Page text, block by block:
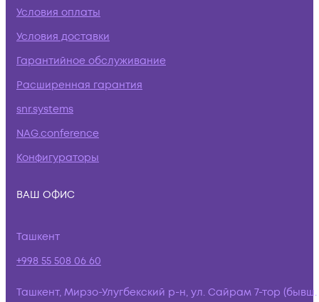
Условия оплаты
Условия доставки
Гарантийное обслуживание
Расширенная гарантия
snr.systems
NAG.conference
Конфигураторы
ВАШ ОФИС
Ташкент
+998 55 508 06 60
Ташкент, Мирзо-Улугбекский р-н, ул. Сайрам 7-тор (бывш.